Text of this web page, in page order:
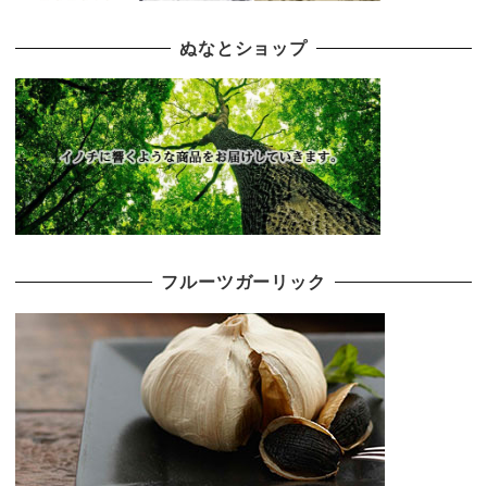
ぬなとショップ
フルーツガーリック